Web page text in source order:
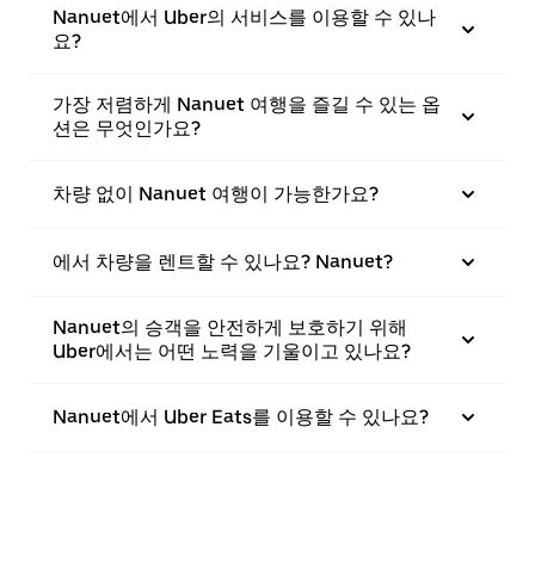
Nanuet에서 Uber의 서비스를 이용할 수 있나
요?
가장 저렴하게 Nanuet 여행을 즐길 수 있는 옵
션은 무엇인가요?
차량 없이 Nanuet 여행이 가능한가요?
에서 차량을 렌트할 수 있나요? Nanuet?
Nanuet의 승객을 안전하게 보호하기 위해
Uber에서는 어떤 노력을 기울이고 있나요?
Nanuet에서 Uber Eats를 이용할 수 있나요?